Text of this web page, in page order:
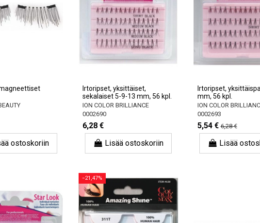
ostoskoriin
Irtoripset, yksittäiset,
sekalaiset 5-9-13 mm, 56 kpl.
ION COLOR BRILLIANCE
0002690
6,28 €
Lisää ostoskoriin
Irtoripset,
mm, 56 kpl.
ION COLOR
0002693
5,54 € 6,28 €
Lisää
−21,47%